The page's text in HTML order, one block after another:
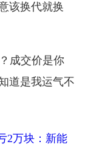
该换代就换
成交价是你
道是我运气不
2万块：新能